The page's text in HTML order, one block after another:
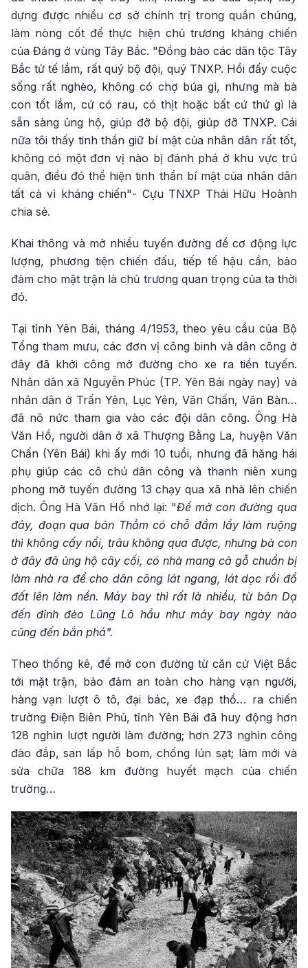
dựng được nhiều cơ sở chính trị trong quần chúng,
làm nòng cốt để thực hiện chủ trương kháng chiến
của Đảng ở vùng Tây Bắc. "Đồng bào các dân tộc Tây
Bắc tử tế lắm, rất quý bộ đội, quý TNXP. Hồi đấy cuộc
sống rất nghèo, không có chợ búa gì, nhưng mà bà
con tốt lắm, cứ có rau, có thịt hoặc bất cứ thứ gì là
sẵn sàng ủng hộ, giúp đỡ bộ đội, giúp đỡ TNXP. Cái
nữa tôi thấy tinh thần giữ bí mật của nhân dân rất tốt,
không có một đơn vị nào bị đánh phá ở khu vực trú
quân, điều đó thể hiện tinh thần bí mật của nhân dân
tất cả vì kháng chiến"- Cựu TNXP Thái Hữu Hoành
chia sẻ.
Khai thông và mở nhiều tuyến đường để cơ động lực
lượng, phương tiện chiến đấu, tiếp tế hậu cần, bảo
đảm cho mặt trận là chủ trương quan trọng của ta thời
đó.
Tại tỉnh Yên Bái, tháng 4/1953, theo yêu cầu của Bộ
Tổng tham mưu, các đơn vị công binh và dân công ở
đây đã khởi công mở đường cho xe ra tiền tuyến.
Nhân dân xã Nguyễn Phúc (TP. Yên Bái ngày nay) và
nhân dân ở Trấn Yên, Lục Yên, Văn Chấn, Văn Bàn…
đã nô nức tham gia vào các đội dân công. Ông Hà
Văn Hổ, người dân ở xã Thượng Bằng La, huyện Văn
Chấn (Yên Bái) khi ấy mới 10 tuổi, nhưng đã hăng hái
phụ giúp các cô chú dân công và thanh niên xung
phong mở tuyến đường 13 chạy qua xã nhà lên chiến
dịch. Ông Hà Văn Hổ nhớ lại: "Để mở con đường qua
đây, đoạn qua bản Thẳm có chỗ đầm lầy làm ruộng
thì không cấy nổi, trâu không qua được, nhưng bà con
ở đây đã ủng hộ cây cối, có nhà mang cả gỗ chuẩn bị
làm nhà ra để cho dân công lát ngang, lát dọc rồi đổ
đất lên làm nền. Máy bay thì rất là nhiều, từ bản Dạ
đến đỉnh đèo Lũng Lô hầu như máy bay ngày nào
cũng đến bắn phá".
Theo thống kê, để mở con đường từ căn cứ Việt Bắc
tới mặt trận, bảo đảm an toàn cho hàng vạn người,
hàng vạn lượt ô tô, đại bác, xe đạp thồ… ra chiến
trường Điện Biên Phủ, tỉnh Yên Bái đã huy động hơn
128 nghìn lượt người làm đường; hơn 273 nghìn công
đào đắp, san lấp hỗ bom, chống lún sạt; làm mới và
sửa chữa 188 km đường huyết mạch của chiến
trường…